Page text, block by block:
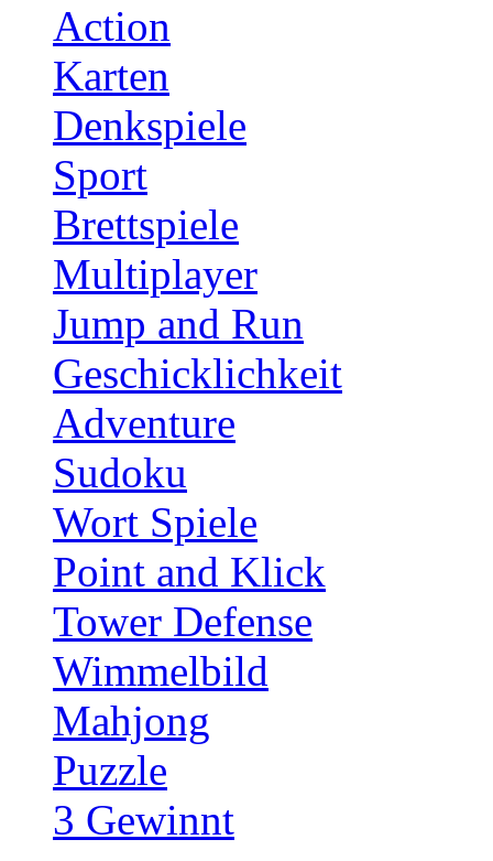
Action
Karten
Denkspiele
Sport
Brettspiele
Multiplayer
Jump and Run
Geschicklichkeit
Adventure
Sudoku
Wort Spiele
Point and Klick
Tower Defense
Wimmelbild
Mahjong
Puzzle
3 Gewinnt